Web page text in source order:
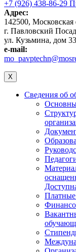
+7 (926) 438-86-29
Адрес:
142500, Московская
г. Павловский
ул. Кузьмина, дом 33
e-mail:
X
Сведения об
Платные